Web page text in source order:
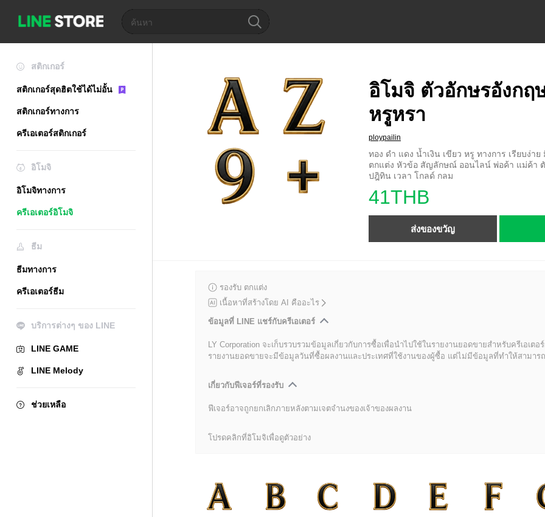
สติกเกอร์
สติกเกอร์สุดฮิตใช้ได้ไม่อั้น
สติกเกอร์ทางการ
ครีเอเตอร์สติกเกอร์
อิโมจิ
อิโมจิทางการ
ครีเอเตอร์อิโมจิ
ธีม
ธีมทางการ
ครีเอเตอร์ธีม
บริการต่างๆ ของ LINE
LINE GAME
LINE Melody
ช่วยเหลือ
อิโมจิ ตัวอักษรอังกฤ
หรูหรา
ploypailin
ทอง ดำ แดง น้ำเงิน เขียว หรู ทางการ เรียบง่า
ตกแต่ง หัวข้อ สัญลักษณ์ ออนไลน์ พ่อค้า แม่ค้า
ปฎิทิน เวลา โกลด์ กลม
41THB
ส่งของขวัญ
รองรับ ตกแต่ง
เนื้อหาที่สร้างโดย AI คืออะไร
ข้อมูลที่ LINE แชร์กับครีเอเตอร์
LY Corporation จะเก็บรวบรวมข้อมูลเกี่ยวกับการซื้อเพื่อนำไปใช้ในรายงานยอดขายสำหรับครีเอเตอ
รายงานยอดขายจะมีข้อมูลวันที่ซื้อผลงานและประเทศที่ใช้งานของผู้ซื้อ แต่ไม่มีข้อมูลที่ทำให้สามาร
เกี่ยวกับฟีเจอร์ที่รองรับ
ฟีเจอร์อาจถูกยกเลิกภายหลังตามเจตจำนงของเจ้าของผลงาน
โปรดคลิกที่อิโมจิเพื่อดูตัวอย่าง